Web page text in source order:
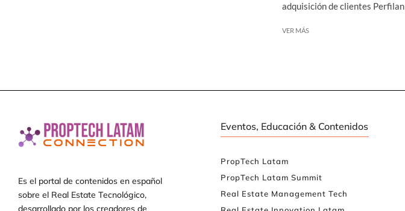
adquisición de clientes Perfilan
VER MÁS
Es el portal de contenidos en español
sobre el Real Estate Tecnológico,
desarrollado por los creadores de
Eventos, Educación & Contenidos
PropTech Latam
PropTech Latam Summit
Real Estate Management Tech